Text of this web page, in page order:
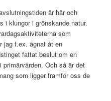
är här och
i klungor i grönskande natur.
som
jag t.ex. ägnat åt en
fattat beslut om en
primärvården. Och så är det
som ligger framför oss de